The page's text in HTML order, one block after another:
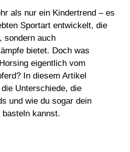
als nur ein Kindertrend – es
Sportart entwickelt, die
sondern auch
bietet. Doch was
eigentlich vom
In diesem Artikel
Unterschiede, die
und wie du sogar dein
kannst.